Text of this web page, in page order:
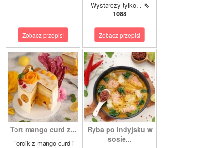
Zobacz przepis!
Wystarczy tylko... ⇖
1088
Zobacz przepis!
Tort mango curd z...
Torcik z mango curd i
Ryba po indyjsku w
sosie...